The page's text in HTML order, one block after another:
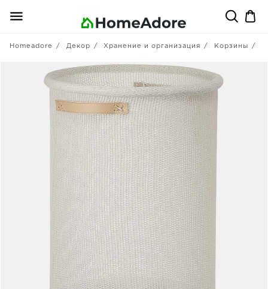
Homeadore Декор Хранение и организация Корзины